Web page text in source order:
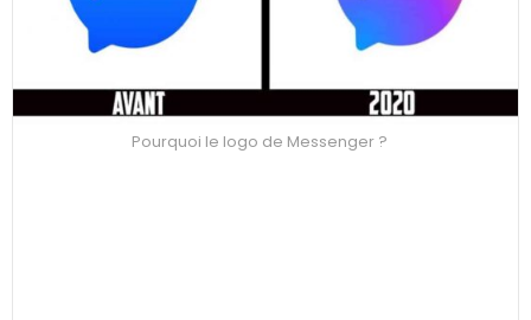
Pourquoi le logo de Messenger ?